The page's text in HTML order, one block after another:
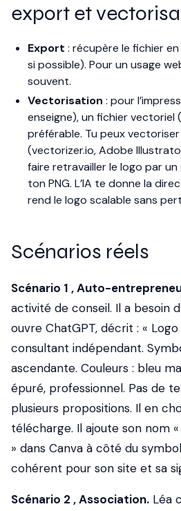
export et
Export : récupère le fichier
si possible). Pour un usage
souvent.
Vectorisation : pour
enseigne), un fichier vectoriel
préférable. Tu peux
(vectorizer.io, Adobe
faire retravailler le logo par
ton PNG. L’IA te donne la
rend le logo scalable sans
Scénarios réels
Scénario 1 , Auto-
activité de conseil. Il a besoin
ouvre ChatGPT, décrit : «
consultant indépendant.
ascendante. Couleurs : bleu
épuré, professionnel. Pas de
plusieurs propositions. Il en
télécharge. Il ajoute son nom
» dans Canva à côté du
cohérent pour son site et sa
Scénario 2 , Association. Léa